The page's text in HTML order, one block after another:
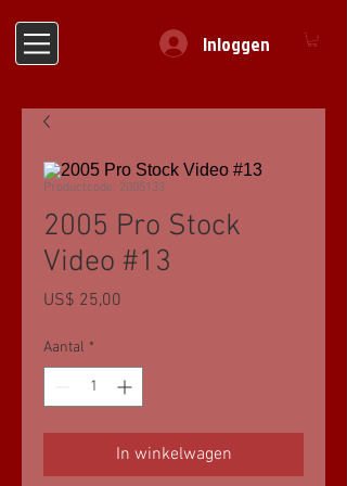
Inloggen
Productcode: 2005133
2005 Pro Stock
Video #13
US$ 25,00
Aantal *
In winkelwagen